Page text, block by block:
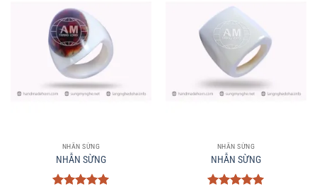
NHẪN SỪNG
NHẪN SỪNG
NHẪN SỪNG
NHẪN SỪNG